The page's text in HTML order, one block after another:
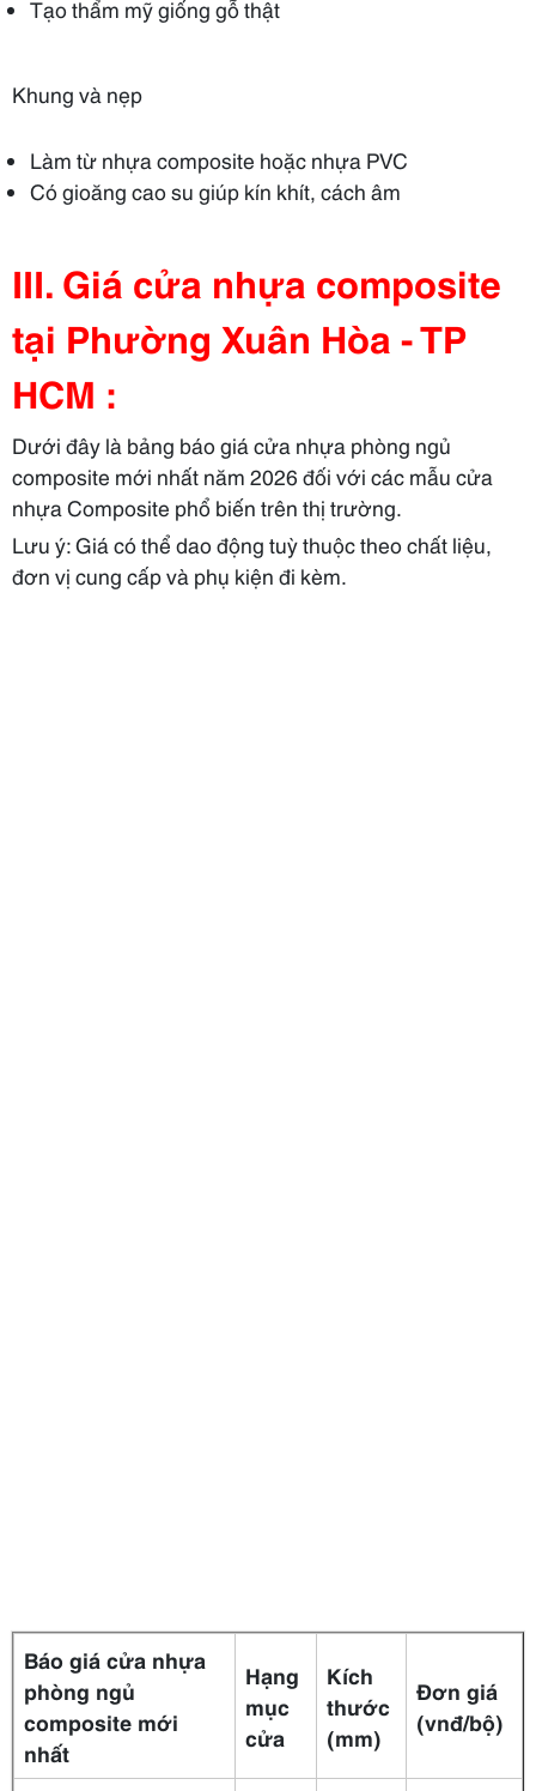
Tạo thẩm mỹ giống gỗ thật
Khung và nẹp
Làm từ nhựa composite hoặc nhựa PVC
Có gioăng cao su giúp kín khít, cách âm
III. Giá cửa nhựa composite
tại Phường Xuân Hòa - TP
HCM :
Dưới đây là bảng báo giá cửa nhựa phòng ngủ
composite mới nhất năm 2026đối vớicác mẫu cửa
nhựa Composite phổ biếntrên thị trường.
Lưu ý: Giá có thểdao độngtuỳ thuộctheochất liệu,
đơn vị cung cấp và phụ kiện đi kèm.
Báo giá cửa nhựa
phòng ngủ
composite mới
nhất
Hạng
mục
cửa
Kích
thước
(mm)
Đơn giá
(vnđ/bộ)